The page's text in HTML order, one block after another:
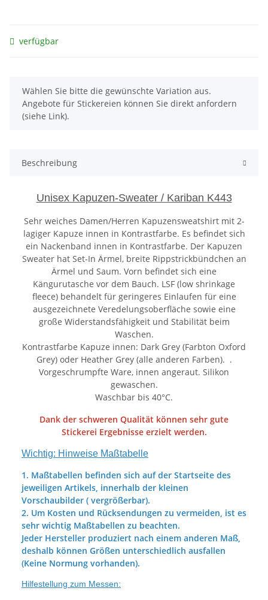
verfügbar
x
Wählen Sie bitte die gewünschte Variation aus.
Angebote für Stickereien können Sie direkt anfordern
(siehe Link).
Beschreibung
Unisex Kapuzen-Sweater / Kariban K443
Sehr weiches Damen/Herren Kapuzensweatshirt mit 2-
lagiger Kapuze innen in Kontrastfarbe. Es befindet sich
ein Nackenband innen in Kontrastfarbe. Der Kapuzen
Sweater hat Set-In Ärmel, breite Rippstrickbündchen an
Ärmel und Saum. Vorn befindet sich eine
Kängurutasche vor dem Bauch. LSF (low shrinkage
fleece) behandelt für geringeres Einlaufen für eine
ausgezeichnete Veredelungsoberfläche sowie eine
große Widerstandsfähigkeit und Stabilität beim
Waschen.
Kontrastfarbe Kapuze innen: Dark Grey (Farbton Oxford
Grey) oder Heather Grey (alle anderen Farben). .
Vorgeschrumpfte Ware, innen angeraut. Silikon
gewaschen.
Waschbar bis 40°C.
Dank der schweren Qualität können sehr gute
Stickerei Ergebnisse erzielt werden.
Wichtig: Hinweise Maßtabelle
1. Maßtabellen befinden sich auf der Startseite des
jeweiligen Artikels, innerhalb der kleinen
Vorschaubilder ( vergrößerbar).
2. Um Kosten und Rücksendungen zu vermeiden, ist es
sehr wichtig Maßtabellen zu beachten.
Jeder Hersteller produziert nach einem anderen Maß,
deshalb können Größen unterschiedlich ausfallen
(Keine Normung vorhanden).
Hilfestellung zum Messen: